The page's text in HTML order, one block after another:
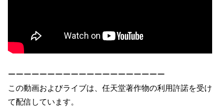
ーーーーーーーーーーーーーーーーーーーー
この動画およびライブは、任天堂著作物の利用許諾を受け
て配信しています。